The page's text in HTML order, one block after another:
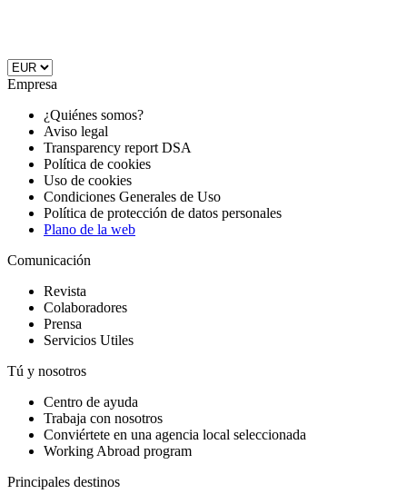
Empresa
¿Quiénes somos?
Aviso legal
Transparency report DSA
Política de cookies
Uso de cookies
Condiciones Generales de Uso
Política de protección de datos personales
Plano de la web
Comunicación
Revista
Colaboradores
Prensa
Servicios Utiles
Tú y nosotros
Centro de ayuda
Trabaja con nosotros
Conviértete en una agencia local seleccionada
Working Abroad program
Principales destinos